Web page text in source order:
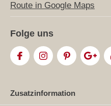
Route in Google Maps
Folge uns
Zusatzinformation